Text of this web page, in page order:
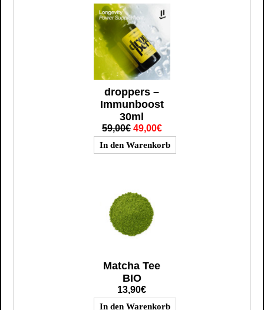
droppers –
Immunboost
30ml
59,00€ 49,00€
Matcha Tee
BIO
13,90€